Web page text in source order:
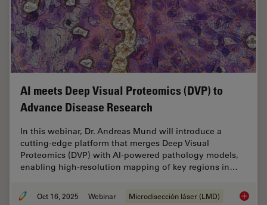
AI meets Deep Visual Proteomics (DVP) to
Advance Disease Research
In this webinar, Dr. Andreas Mund will introduce a
cutting-edge platform that merges Deep Visual
Proteomics (DVP) with AI-powered pathology models,
enabling high-resolution mapping of key regions in…
Oct 16, 2025 Webinar Microdisección láser (LMD) AI